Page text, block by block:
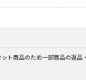
ト商品のため一部商品の返品